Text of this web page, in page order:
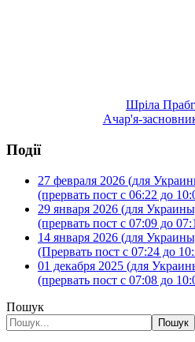
Шріла
Ачар'я-
Події
27 февраля 2026 (для
(прервать пост с 06:22 до
29 января 2026 (для
(прервать пост с 07:09 до
14 января 2026 (для
(Прервать пост с 07:24 до
01 декабря 2025 (для
(прервать пост с 07:08 до
Пошук
Пошук